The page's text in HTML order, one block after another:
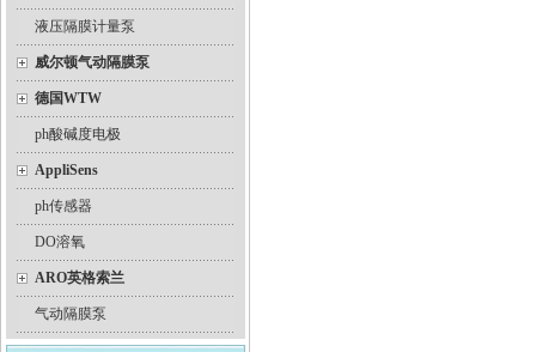
液压隔膜计量泵
威尔顿气动隔膜泵
德国WTW
ph酸碱度电极
AppliSens
ph传感器
DO溶氧
ARO英格索兰
气动隔膜泵